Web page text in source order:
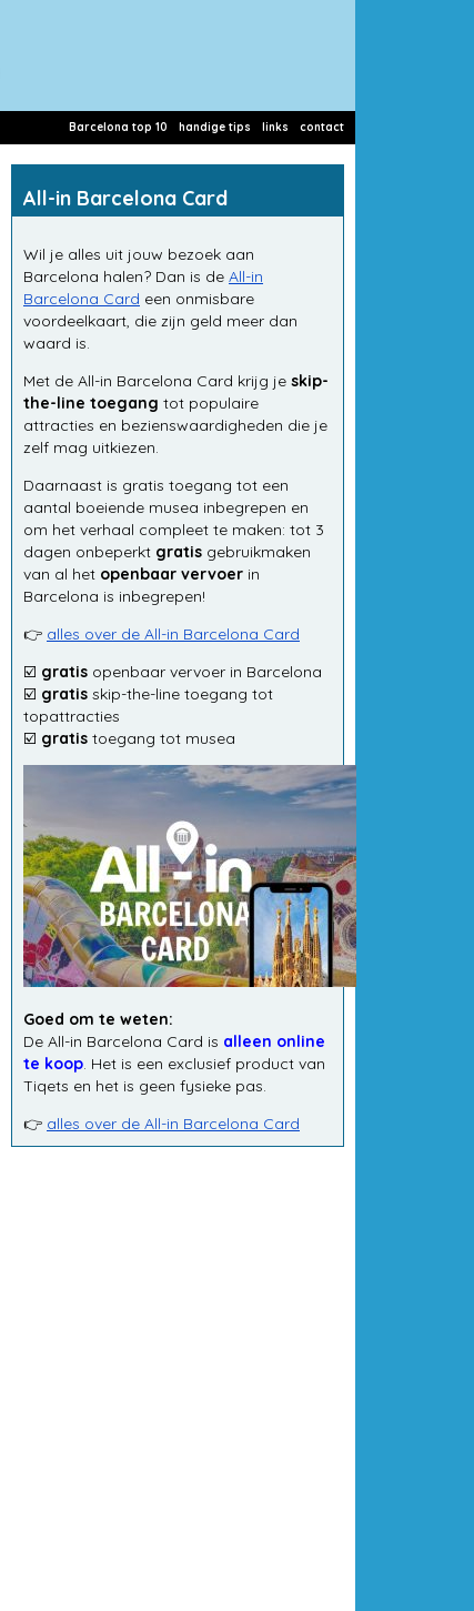
Barcelona top 10 handige tips links contact
All-in Barcelona Card
Wil je alles uit jouw bezoek aan
Barcelona halen? Dan is de All-in
Barcelona Card een onmisbare
voordeelkaart, die zijn geld meer dan
waard is.
Met de All-in Barcelona Card krijg je skip-
the-line toegang tot populaire
attracties en bezienswaardigheden die je
zelf mag uitkiezen.
Daarnaast is gratis toegang tot een
aantal boeiende musea inbegrepen en
om het verhaal compleet te maken: tot 3
dagen onbeperkt gratis gebruikmaken
van al het openbaar vervoer in
Barcelona is inbegrepen!
👉 alles over de All-in Barcelona Card
☑️ gratis openbaar vervoer in Barcelona
☑️ gratis skip-the-line toegang tot
topattracties
☑️ gratis toegang tot musea
Goed om te weten:
De All-in Barcelona Card is alleen online
te koop. Het is een exclusief product van
Tiqets en het is geen fysieke pas.
👉 alles over de All-in Barcelona Card